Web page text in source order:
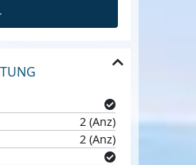
2 (Anz)
2 (Anz)